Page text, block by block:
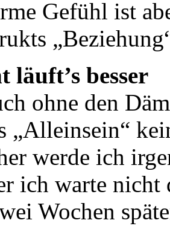
Gefühl ist
läuft’s besser
ohne den
„Alleinsein“
werde ich
ich warte
Wochen